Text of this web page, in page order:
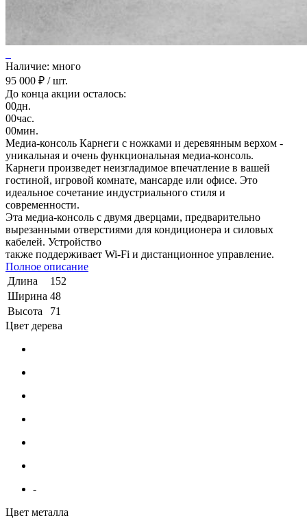
Наличие: много
95 000 ₽ / шт.
До конца акции осталось:
00дн.
00час.
00мин.
Медиа-консоль Карнеги с ножками и деревянным верхом -
уникальная и очень функциональная медиа-консоль.
Карнеги произведет неизгладимое впечатление в вашей
гостиной, игровой комнате, мансарде или офисе. Это
идеальное сочетание индустриального стиля и
современности.
Эта медиа-консоль с двумя дверцами, предварительно
вырезанными отверстиями для кондиционера и силовых
кабелей. Устройство
также поддерживает Wi-Fi и дистанционное управление.
Полное описание
Длина
152
Ширина 48
Высота
71
Цвет дерева
-
Цвет металла